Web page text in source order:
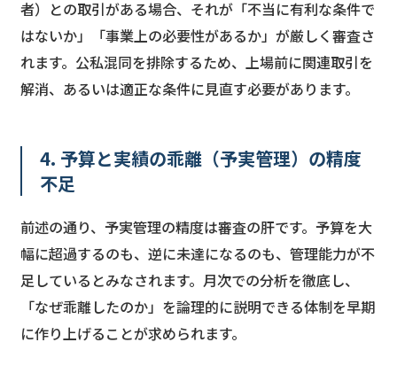
者）との取引がある場合、それが「不当に有利な条件で
はないか」「事業上の必要性があるか」が厳しく審査さ
れます。公私混同を排除するため、上場前に関連取引を
解消、あるいは適正な条件に見直す必要があります。
4. 予算と実績の乖離（予実管理）の精度
不足
前述の通り、予実管理の精度は審査の肝です。予算を大
幅に超過するのも、逆に未達になるのも、管理能力が不
足しているとみなされます。月次での分析を徹底し、
「なぜ乖離したのか」を論理的に説明できる体制を早期
に作り上げることが求められます。